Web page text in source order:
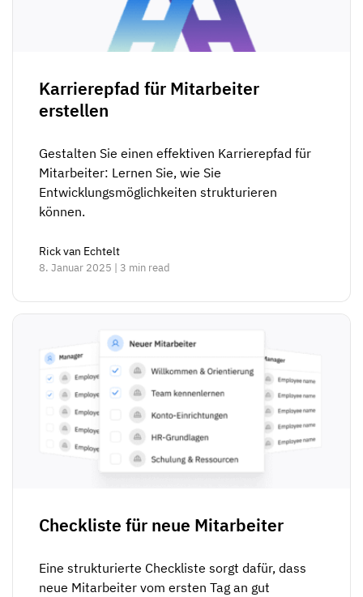
Karrierepfad für Mitarbeiter
erstellen
Gestalten Sie einen effektiven Karrierepfad für
Mitarbeiter: Lernen Sie, wie Sie
Entwicklungsmöglichkeiten strukturieren
können.
Rick van Echtelt
8. Januar 2025 | 3 min read
Checkliste für neue Mitarbeiter
Eine strukturierte Checkliste sorgt dafür, dass
neue Mitarbeiter vom ersten Tag an gut